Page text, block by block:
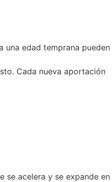
una edad temprana pueden
Cada nueva aportación
se acelera y se expande en